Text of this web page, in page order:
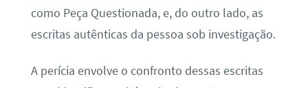
como Peça Questionada, e, do outro lado, as
escritas autênticas da pessoa sob investigação.
A perícia envolve o confronto dessas escritas